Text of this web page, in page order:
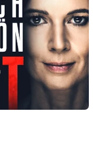
mit Fran Hayes?
– Justin &
- Wo ist